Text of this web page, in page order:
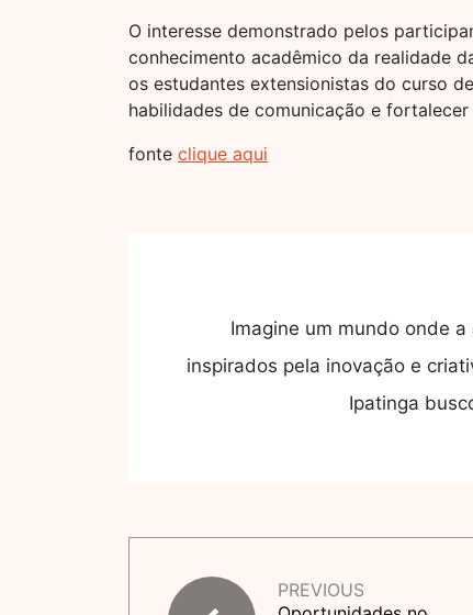
O interesse demonstrado pelos
conhecimento acadêmico da realidade
os estudantes extensionistas do curso
habilidades de comunicação e
fonte clique aqui
Imagine um mundo onde
inspirados pela inovação e
Ipatinga
PREVIOUS